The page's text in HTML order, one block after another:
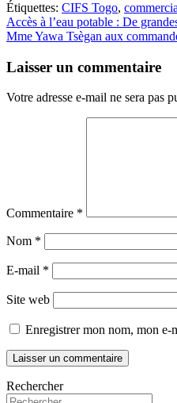
Étiquettes: CIFS Togo,
Navigation
de
l’article
Accès à l’eau potable : De
Mme Yawa Tsègan aux
Laisser un commentaire
Votre adresse e-mail ne sera pas
Commentaire *
Nom *
E-mail *
Site web
Enregistrer mon nom, mon e-
Rechercher